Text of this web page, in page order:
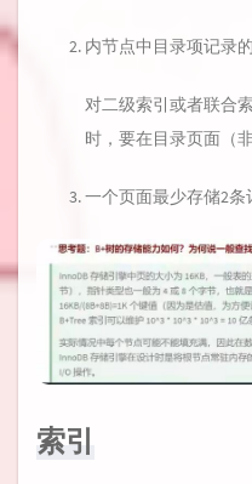
内节点中目录项记录
对二级索引或者联合
时，要在目录页面（
一个页面最少存储2条
索引